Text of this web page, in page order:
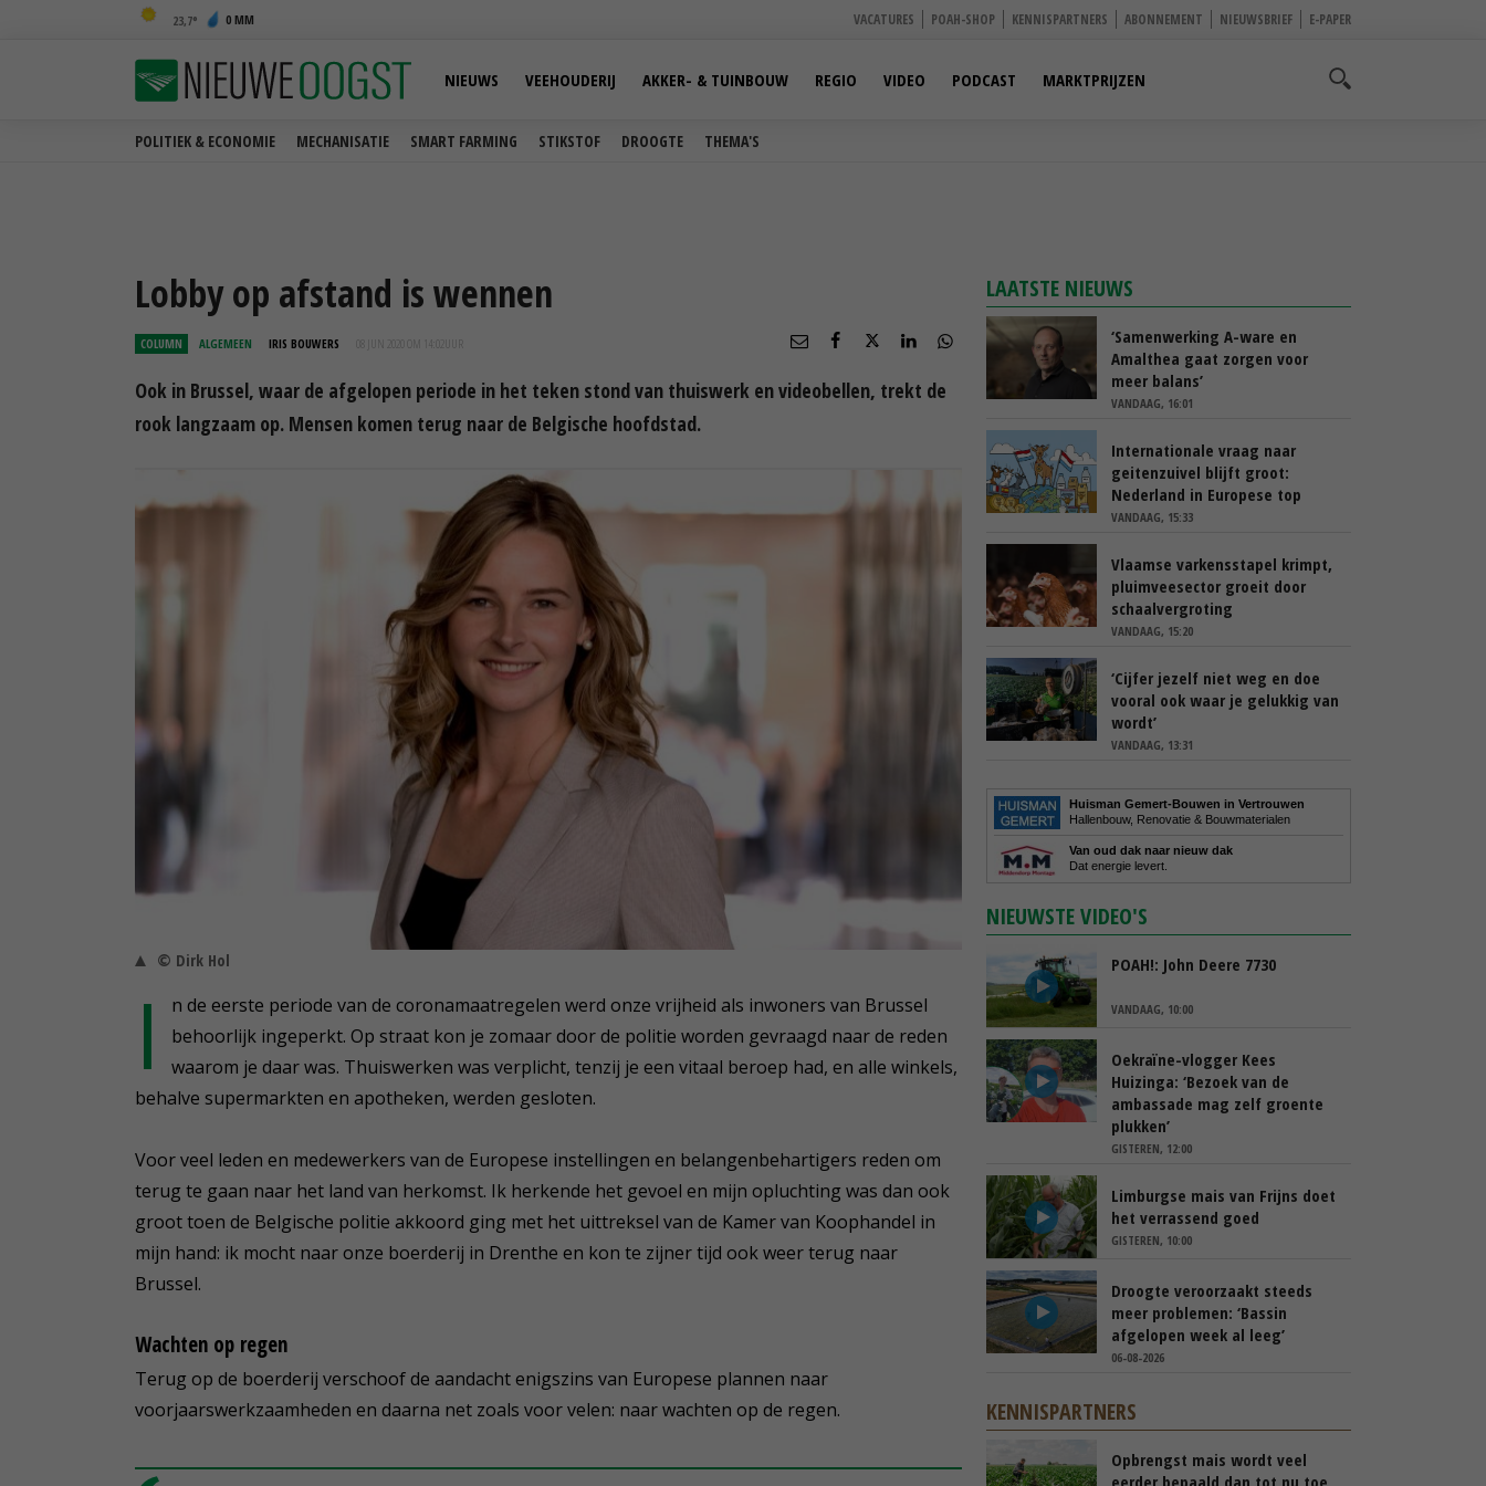
23,7 0 MM VACATURES POAH-SHOP KENNISPARTNERS ABONNEMENT NIEUWSBRIEF E-PAPER
POLITIEK & ECONOMIE MECHANISATIE SMART FARMING STIKSTOF DROOGTE THEMA'S
NIEUWS VEEHOUDERIJ AKKER- & TUINBOUW REGIO VIDEO PODCAST MARKTPRIJZEN
Lobby op afstand is wennen
COLUMN ALGEMEEN IRIS BOUWERS 08 JUN 2020 OM 14:02
Ook in Brussel, waar de afgelopen periode in het teken stond van thuiswerk en videobellen, trekt de
rook langzaam op. Mensen komen terug naar de Belgische hoofdstad.
© Dirk Hol
I
n de eerste periode van de coronamaatregelen werd onze vrijheid als inwoners van Brussel
behoorlijk ingeperkt. Op straat kon je zomaar door de politie worden gevraagd naar de reden
waarom je daar was. Thuiswerken was verplicht, tenzij je een vitaal beroep had, en alle winkels,
behalve supermarkten en apotheken, werden gesloten.
Voor veel leden en medewerkers van de Europese instellingen en belangenbehartigers reden om
terug te gaan naar het land van herkomst. Ik herkende het gevoel en mijn opluchting was dan ook
groot toen de Belgische politie akkoord ging met het uittreksel van de Kamer van Koophandel in
mijn hand: ik mocht naar onze boerderij in Drenthe en kon te zijner tijd ook weer terug naar
Brussel.
Wachten op regen
Terug op de boerderij verschoof de aandacht enigszins van Europese plannen naar
voorjaarswerkzaamheden en daarna net zoals voor velen: naar wachten op de regen.
LAATSTE NIEUWS
‘Samenwerking A-ware en
Amalthea gaat zorgen voor
meer balans’
VANDAAG, 16:01
Internationale vraag naar
geitenzuivel blijft groot:
Nederland in Europese top
VANDAAG, 15:33
Vlaamse varkensstapel krimpt,
pluimveesector groeit door
schaalvergroting
VANDAAG, 15:20
‘Cijfer jezelf niet weg en doe
vooral ook waar je gelukkig van
wordt’
VANDAAG, 13:31
Huisman Gemert-Bouwen in Vertrouwen
Hallenbouw, Renovatie & Bouwmaterialen
Van oud dak naar nieuw dak
Dat energie levert.
NIEUWSTE VIDEO'S
POAH!: John Deere 7730
VANDAAG, 10:00
Oekraïne-vlogger Kees
Huizinga: ‘Bezoek van de
ambassade mag zelf groente
plukken’
GISTEREN, 12:00
Limburgse mais van Frijns doet
het verrassend goed
GISTEREN, 10:00
Droogte veroorzaakt steeds
meer problemen: ‘Bassin
afgelopen week al leeg’
06-08-2026
KENNISPARTNERS
Opbrengst mais wordt veel
eerder bepaald dan tot nu toe